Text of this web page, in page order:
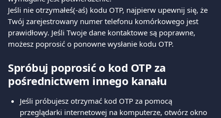
Jeśli nie otrzymałeś(-aś) kodu OTP, najpierw upewnij się, że
Twój zarejestrowany numer telefonu komórkowego jest
prawidłowy. Jeśli Twoje dane kontaktowe są poprawne,
możesz poprosić o ponowne wysłanie kodu OTP.
Spróbuj poprosić o kod OTP za
pośrednictwem innego kanału
Jeśli próbujesz otrzymać kod OTP za pomocą
przeglądarki internetowej na komputerze, otwórz okno